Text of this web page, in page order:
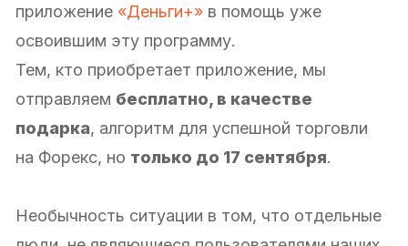
приложение «Деньги+» в помощь уже
освоившим эту программу.
Тем, кто приобретает приложение, мы
отправляем бесплатно, в качестве
подарка, алгоритм для успешной торговли
на Форекс, но только до 17 сентября.
Необычность ситуации в том, что отдельные